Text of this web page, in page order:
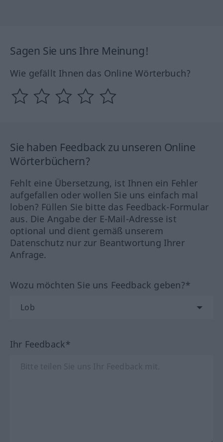
Sagen Sie uns Ihre Meinung!
Wie gefällt Ihnen das Online Wörterbuch?
Sie haben Feedback zu unseren Online
Wörterbüchern?
Fehlt eine Übersetzung, ist Ihnen ein Fehler
aufgefallen oder wollen Sie uns einfach mal
loben? Füllen Sie bitte das Feedback-Formular
aus. Die Angabe der E-Mail-Adresse ist
optional und dient gemäß unserem
Datenschutz nur zur Beantwortung Ihrer
Anfrage.
Wozu möchten Sie uns Feedback geben?*
Ihr Feedback*